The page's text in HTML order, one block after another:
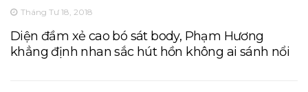
Tháng Tư 18, 2018
Diện đầm xẻ cao bó sát body, Phạm Hương
khẳng định nhan sắc hút hồn không ai sánh nổi